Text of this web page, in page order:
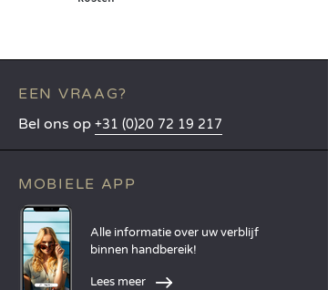
EEN VRAAG?
Bel ons op +31 (0)20 72 19 217
MOBIELE APP
Alle informatie over uw verblijf
binnen handbereik!
Lees meer